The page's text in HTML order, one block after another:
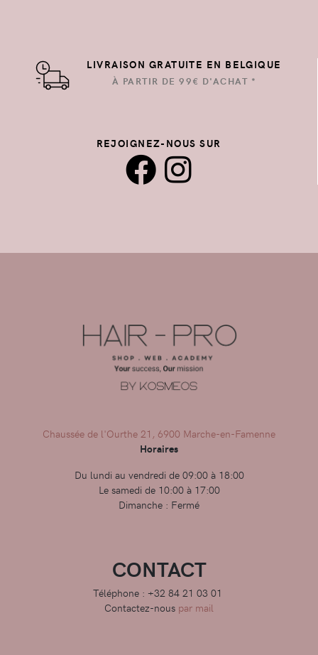
LIVRAISON GRATUITE EN BELGIQUE
À PARTIR DE 99€ D'ACHAT *
REJOIGNEZ-NOUS SUR
Chaussée de l'Ourthe 21, 6900 Marche-en-Famenne
Horaires
Du lundi au vendredi de 09:00 à 18:00
Le samedi de 10:00 à 17:00
Dimanche : Fermé
CONTACT
Téléphone : +32 84 21 03 01
Contactez-nous par mail